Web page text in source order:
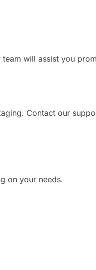
team will assist you
Contact our
on your needs.